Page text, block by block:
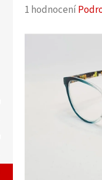
Průměrné
produktu
hvězdiček.
1 hodnocení